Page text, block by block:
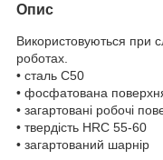
Опис
Використовуються при
роботах.
• сталь С50
• фосфатована
• загартовані робочі
• твердість HRC 55-60
• загартований шарнір